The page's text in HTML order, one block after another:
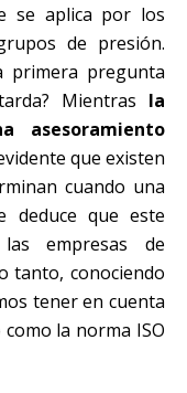
se aplica por los
de presión.
primera pregunta
Mientras la
asesoramiento
que existen
cuando una
deduce que este
empresas de
tanto, conociendo
tener en cuenta
la norma ISO